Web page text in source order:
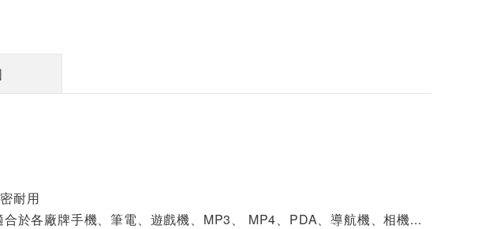
耐用
於各廠牌手機、筆電、遊戲機、MP3、 MP4、PDA、導航機、相機...